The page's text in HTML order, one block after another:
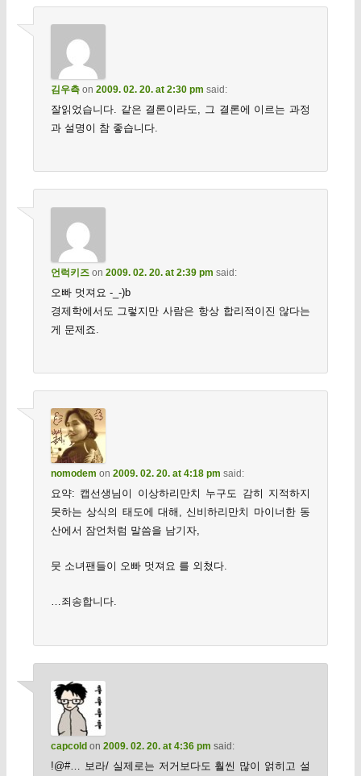
김우측on 2009. 02. 20. at 2:30 pm said:
잘읽었습니다. 같은 결론이라도, 그 결론에 이르는 과정
과 설명이 참 좋습니다.
언럭키즈on 2009. 02. 20. at 2:39 pm said:
오빠 멋져요 -_-)b
경제학에서도 그렇지만 사람은 항상 합리적이진 않다는
게 문제죠.
nomodem on 2009. 02. 20. at 4:18 pm said:
요약: 캡선생님이 이상하리만치 누구도 감히 지적하지
못하는 상식의 태도에 대해, 신비하리만치 마이너한 동
산에서 잠언처럼 말씀을 남기자,
뭇 소녀팬들이 오빠 멋져요 를 외쳤다.
…죄송합니다.
capcoldon 2009. 02. 20. at 4:36 pm said:
!@#… 보라/ 실제로는 저거보다도 훨씬 많이 얽히고 설